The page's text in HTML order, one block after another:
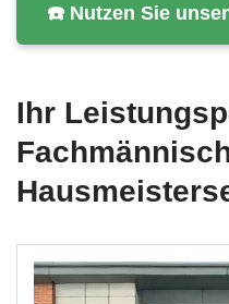
☎️ Nutzen Sie
Ihr